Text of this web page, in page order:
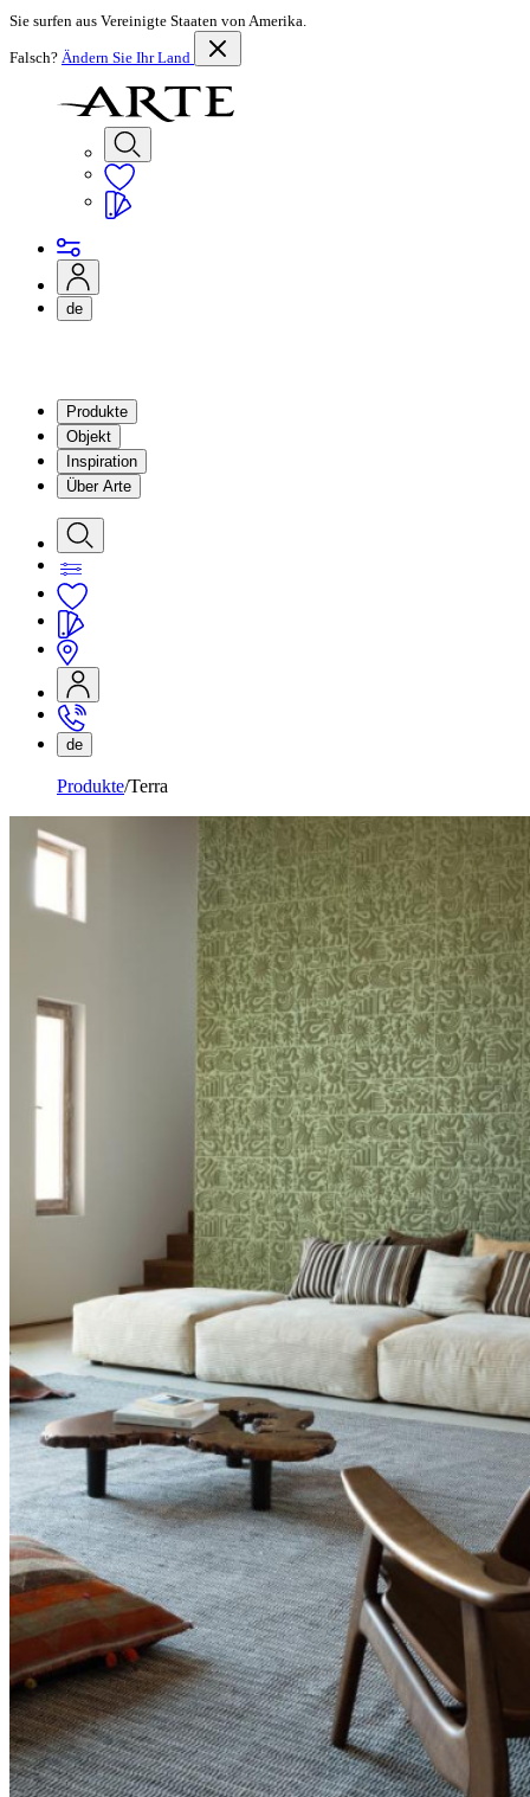
Sie surfen aus Vereinigte Staaten von Amerika.
Falsch? Ändern Sie Ihr Land
de
Produkte
Objekt
Inspiration
Über Arte
de
Produkte Terra